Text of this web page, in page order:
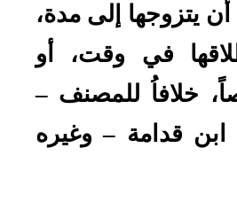
يتزوجها إلى مدة،
في وقت، أو
خلافاُ للمصنف –
قدامة – وغيره